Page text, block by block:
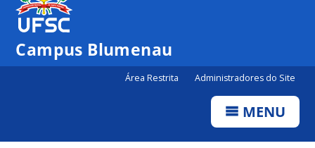
Campus Blumenau
Área Restrita Administradores do Site
MENU